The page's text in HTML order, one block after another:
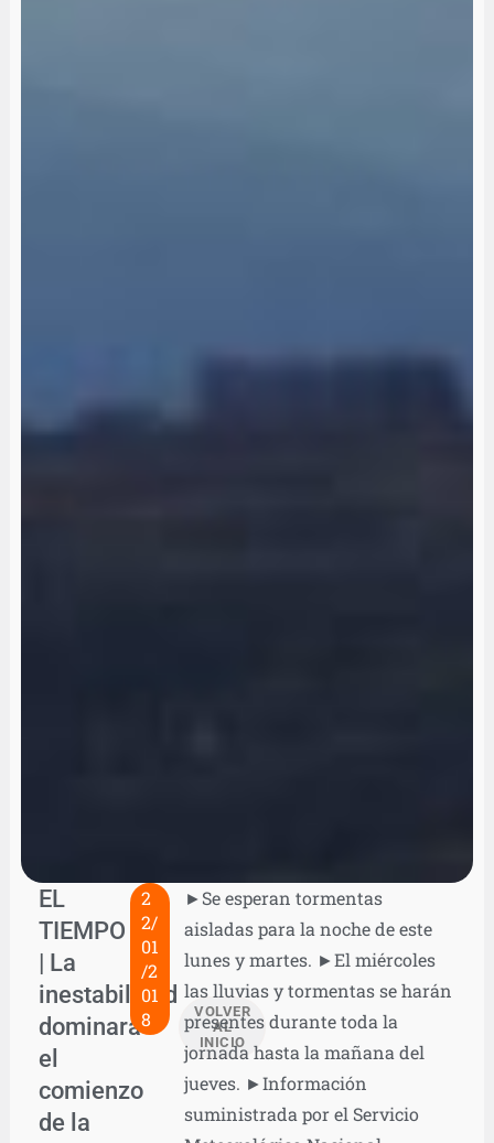
EL
TIEMPO
| La
inestabilidad
dominará
el
comienzo
de la
2
2/
01
/2
01
8
VOLVER
AL
INICIO
►Se esperan tormentas
aisladas para la noche de este
lunes y martes. ►El miércoles
las lluvias y tormentas se harán
presentes durante toda la
jornada hasta la mañana del
jueves. ►Información
suministrada por el Servicio